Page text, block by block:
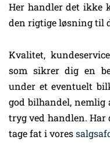
Her handler det ikke
den rigtige løsning til
Kvalitet,
som sikrer dig en
under et eventuelt
god bilhandel,
tryg ved handlen. Har
tage fat i vores